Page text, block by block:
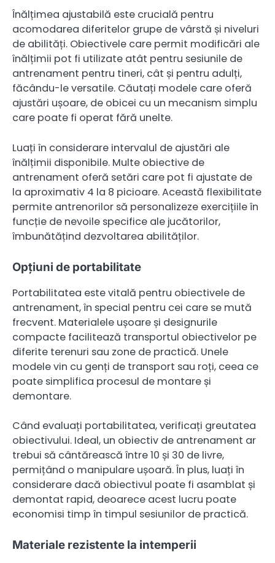
Înălțimea ajustabilă este crucială pentru
acomodarea diferitelor grupe de vârstă și niveluri
de abilități. Obiectivele care permit modificări ale
înălțimii pot fi utilizate atât pentru sesiunile de
antrenament pentru tineri, cât și pentru adulți,
făcându-le versatile. Căutați modele care oferă
ajustări ușoare, de obicei cu un mecanism simplu
care poate fi operat fără unelte.
Luați în considerare intervalul de ajustări ale
înălțimii disponibile. Multe obiective de
antrenament oferă setări care pot fi ajustate de
la aproximativ 4 la 8 picioare. Această flexibilitate
permite antrenorilor să personalizeze exercițiile în
funcție de nevoile specifice ale jucătorilor,
îmbunătățind dezvoltarea abilităților.
Opțiuni de portabilitate
Portabilitatea este vitală pentru obiectivele de
antrenament, în special pentru cei care se mută
frecvent. Materialele ușoare și designurile
compacte facilitează transportul obiectivelor pe
diferite terenuri sau zone de practică. Unele
modele vin cu genți de transport sau roți, ceea ce
poate simplifica procesul de montare și
demontare.
Când evaluați portabilitatea, verificați greutatea
obiectivului. Ideal, un obiectiv de antrenament ar
trebui să cântărească între 10 și 30 de livre,
permițând o manipulare ușoară. În plus, luați în
considerare dacă obiectivul poate fi asamblat și
demontat rapid, deoarece acest lucru poate
economisi timp în timpul sesiunilor de practică.
Materiale rezistente la intemperii